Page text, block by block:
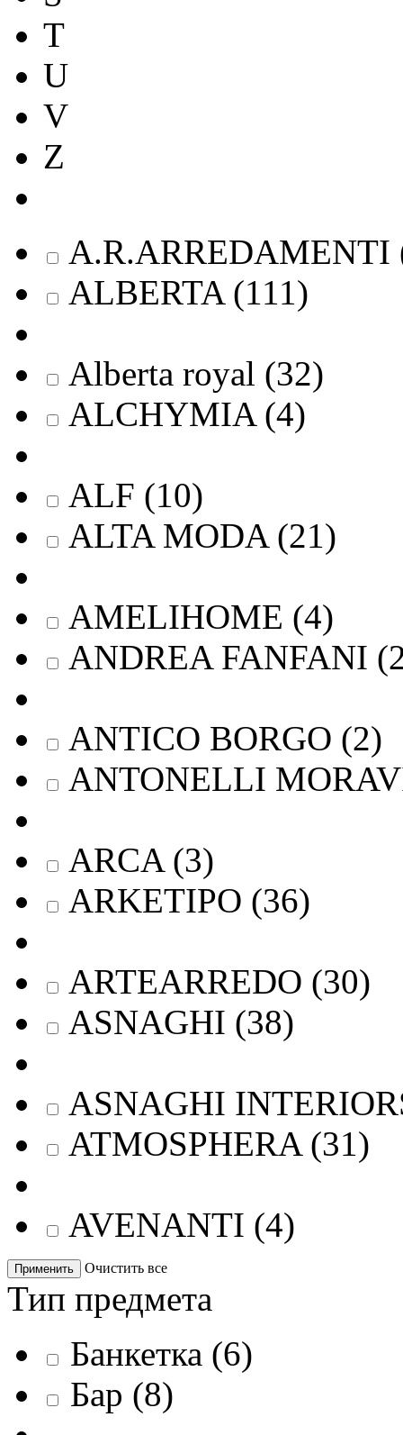
T
U
V
Z
A.R.ARREDAMENTI
ALBERTA (111)
Alberta royal (32)
ALCHYMIA (4)
ALF (10)
ALTA MODA (21)
AMELIHOME (4)
ANDREA FANFANI (
ANTICO BORGO (2)
ANTONELLI
ARCA (3)
ARKETIPO (36)
ARTEARREDO (30)
ASNAGHI (38)
ASNAGHI
ATMOSPHERA (31)
AVENANTI (4)
Применить Очистить все
Тип предмета
Банкетка (6)
Бар (8)